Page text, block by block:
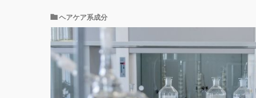
ヘアケア系成分